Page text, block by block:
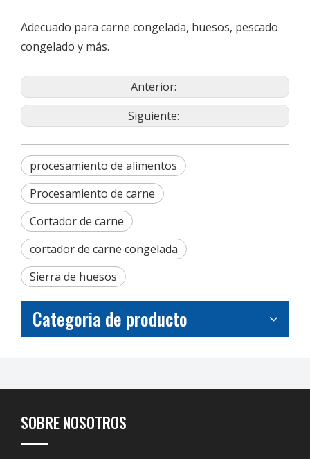
Adecuado para carne congelada, huesos, pescado
congelado y más.
Anterior:
Siguiente:
procesamiento de alimentos
Procesamiento de carne
Cortador de carne
cortador de carne congelada
Sierra de huesos
Categoria de producto
SOBRE NOSOTROS